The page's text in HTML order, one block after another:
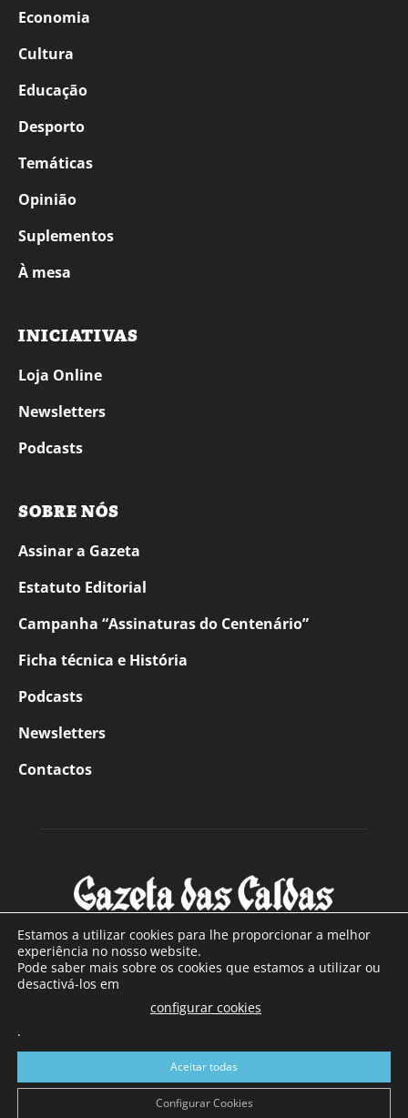
Economia
Cultura
Educação
Desporto
Temáticas
Opinião
Suplementos
À mesa
INICIATIVAS
Loja Online
Newsletters
Podcasts
SOBRE NÓS
Assinar a Gazeta
Estatuto Editorial
Campanha “Assinaturas do Centenário”
Ficha técnica e História
Podcasts
Newsletters
Contactos
SOBRE NÓS
Com sede nas Caldas da Rainha e mais de 90 anos de
a sul de distrito de Leiria, com mais de 40.000 leitores por
toda a região Oeste. Jornal com distribuição em Portugal
Continental e assinatura online.
Estamos a utilizar cookies para lhe proporcionar a melhor
experiência no nosso website.
Pode saber mais sobre os cookies que estamos a utilizar ou
desactivá-los em
configurar cookies
.
Aceitar todas
Configurar Cookies